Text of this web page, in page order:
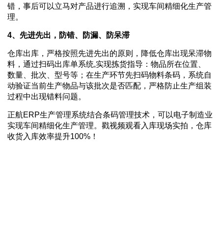
错，事后可以立马对产品进行追溯，实现车间精细化生产管
理。
4、先进先出，防错、防漏、防呆滞
仓库出库，严格按照先进先出的原则，降低仓库出现呆滞物
料，通过扫码出库单系统,实现拣货指导：物品所在位置、
数量、批次、型号等；在生产环节先扫码物料条码，系统自
动验证当前生产物品与该批次是否匹配，严格防止生产组装
过程中出现错料问题。
正航ERP生产管理系统结合条码管理技术，可以电子制造业
实现车间精细化生产管理。戳视频观看入库现场实拍，仓库
收货入库效率提升100%！